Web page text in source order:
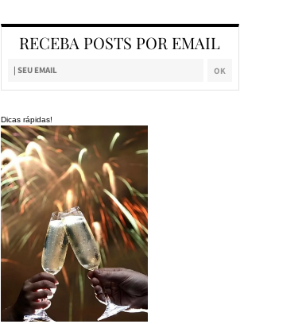
RECEBA POSTS POR EMAIL
Dicas rápidas!